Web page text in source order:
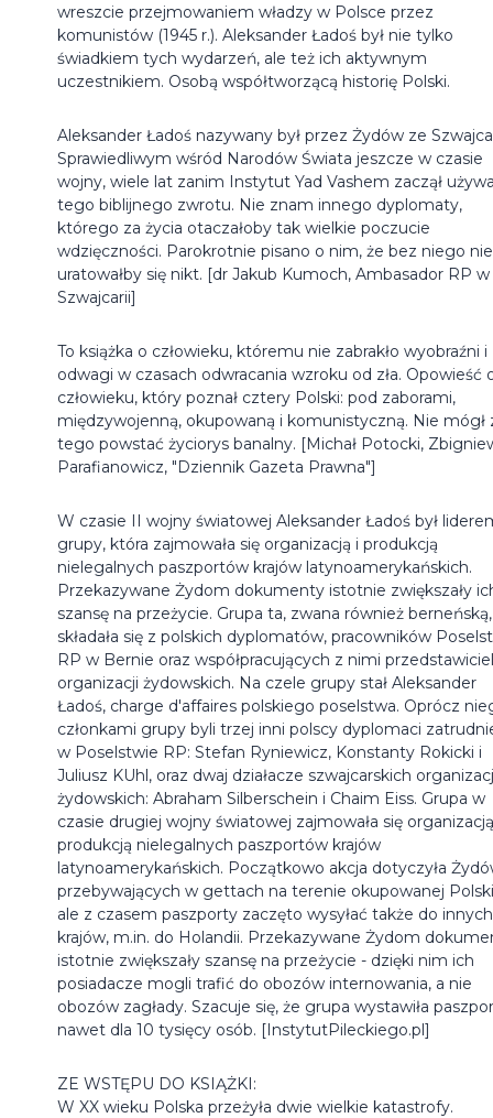
wreszcie przejmowaniem władzy w Polsce przez
komunistów (1945 r.). Aleksander Ładoś był nie tylko
świadkiem tych wydarzeń, ale też ich aktywnym
uczestnikiem. Osobą współtworzącą historię Polski.
Aleksander Ładoś nazywany był przez Żydów ze
Sprawiedliwym wśród Narodów Świata jeszcze w czasie
wojny, wiele lat zanim Instytut Yad Vashem zaczął
tego biblijnego zwrotu. Nie znam innego dyplomaty,
którego za życia otaczałoby tak wielkie poczucie
wdzięczności. Parokrotnie pisano o nim, że bez niego nie
uratowałby się nikt. [dr Jakub Kumoch, Ambasador RP w
Szwajcarii]
To książka o człowieku, któremu nie zabrakło wyobraźni i
odwagi w czasach odwracania wzroku od zła. Opowieść
człowieku, który poznał cztery Polski: pod zaborami,
międzywojenną, okupowaną i komunistyczną. Nie mógł
tego powstać życiorys banalny. [Michał Potocki,
Parafianowicz, "Dziennik Gazeta Prawna"]
W czasie II wojny światowej Aleksander Ładoś był
grupy, która zajmowała się organizacją i produkcją
nielegalnych paszportów krajów latynoamerykańskich.
Przekazywane Żydom dokumenty istotnie zwiększały
szansę na przeżycie. Grupa ta, zwana również berneńską,
składała się z polskich dyplomatów, pracowników
RP w Bernie oraz współpracujących z nimi
organizacji żydowskich. Na czele grupy stał Aleksander
Ładoś, charge d'affaires polskiego poselstwa. Oprócz
członkami grupy byli trzej inni polscy dyplomaci
w Poselstwie RP: Stefan Ryniewicz, Konstanty Rokicki i
Juliusz KUhl, oraz dwaj działacze szwajcarskich
żydowskich: Abraham Silberschein i Chaim Eiss. Grupa w
czasie drugiej wojny światowej zajmowała się
produkcją nielegalnych paszportów krajów
latynoamerykańskich. Początkowo akcja dotyczyła
przebywających w gettach na terenie okupowanej
ale z czasem paszporty zaczęto wysyłać także do innych
krajów, m.in. do Holandii. Przekazywane Żydom
istotnie zwiększały szansę na przeżycie - dzięki nim ich
posiadacze mogli trafić do obozów internowania, a nie
obozów zagłady. Szacuje się, że grupa wystawiła
nawet dla 10 tysięcy osób. [InstytutPileckiego.pl]
ZE WSTĘPU DO KSIĄŻKI:
W XX wieku Polska przeżyła dwie wielkie katastrofy.